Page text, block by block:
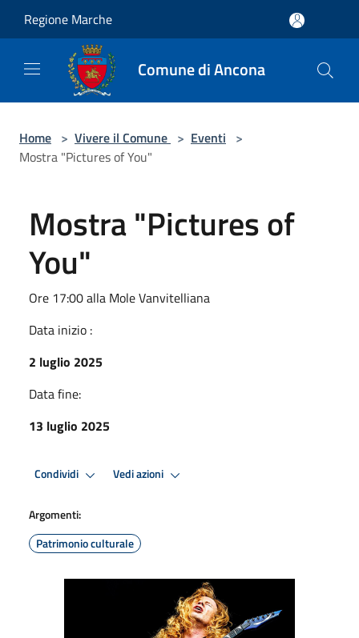
Regione Marche
Comune di Ancona
Home > Vivere il Comune > Eventi >
Mostra "Pictures of You"
Mostra "Pictures of
You"
Ore 17:00 alla Mole Vanvitelliana
Data inizio :
2 luglio 2025
Data fine:
13 luglio 2025
Condividi Vedi azioni
Argomenti:
Patrimonio culturale